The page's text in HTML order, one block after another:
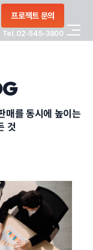
프로젝트 문의
Tel. 02-545-3800
매를 동시에 높이는
것